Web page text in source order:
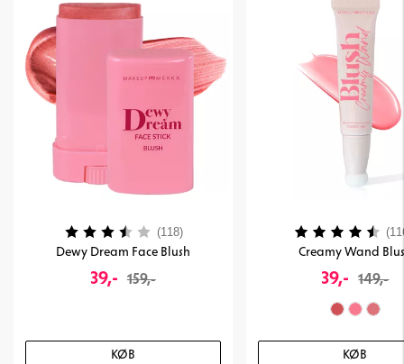
Dewy Dream Face Blush
39,- 159,-
KØB
Vurdering: (118)3.8 ud af 5 stjerner
Creamy Wand
39,- 149,-
KØB
Vurdering: